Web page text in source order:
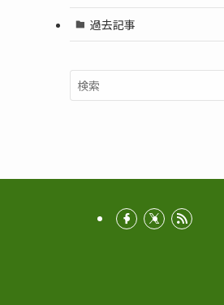
過去記事